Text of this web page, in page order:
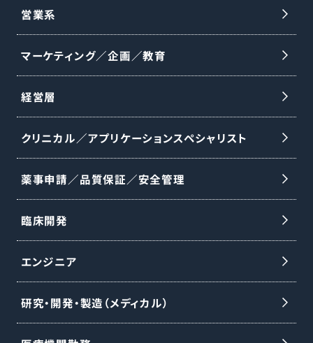
営業系
マーケティング／企画／教育
経営層
クリニカル／アプリケーションスペシャリスト
薬事申請／品質保証／安全管理
臨床開発
エンジニア
研究・開発・製造（メディカル）